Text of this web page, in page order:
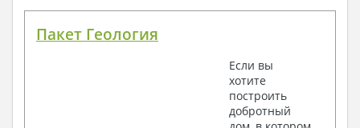
Пакет Геология
Если вы
хотите
построить
добротный